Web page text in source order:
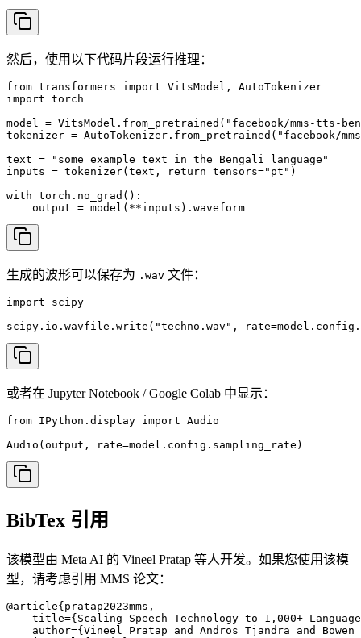
然后，使用以下代码片段运行推理：
from transformers import VitsModel, AutoTokenizer
import torch
model = VitsModel.from_pretrained("facebook/mms-tts-
tokenizer = AutoTokenizer.from_pretrained("facebook/
text = "some example text in the Bengali language"
inputs = tokenizer(text, return_tensors="pt")
with torch.no_grad():
    output = model(**inputs).waveform
生成的波形可以保存为 .wav 文件：
import scipy
scipy.io.wavfile.write("techno.wav",
或者在 Jupyter Notebook / Google Colab 中显示：
from IPython.display import Audio
Audio(output, rate=model.config.sampling_rate)
BibTex 引用
该模型由 Meta AI 的 Vineel Pratap 等人开发。如果您使用该模
型，请考虑引用 MMS 论文：
@article{pratap2023mms,
title={Scaling Speech Technology to 1,000+
author={Vineel Pratap and Andros Tjandra and